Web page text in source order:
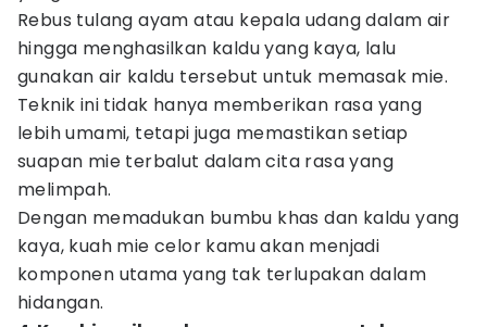
Rebus tulang ayam atau kepala udang dalam air
hingga menghasilkan kaldu yang kaya, lalu
gunakan air kaldu tersebut untuk memasak mie.
Teknik ini tidak hanya memberikan rasa yang
lebih umami, tetapi juga memastikan setiap
suapan mie terbalut dalam cita rasa yang
melimpah.
Dengan memadukan bumbu khas dan kaldu yang
kaya, kuah mie celor kamu akan menjadi
komponen utama yang tak terlupakan dalam
hidangan.